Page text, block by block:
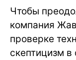
Чтобы
компания
проверке
скептицизм